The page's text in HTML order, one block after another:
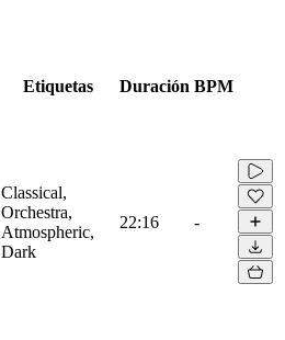
Etiquetas Duración BPM
Classical,
Orchestra,
Atmospheric,
Dark
22:16 -